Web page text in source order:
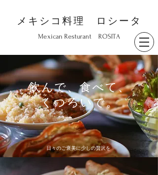
メキシコ料理 ロシータ
Mexican Resturant ROSITA
飲んで、食べて、​
くつろいで。
​日々のご褒美に少しの贅沢を